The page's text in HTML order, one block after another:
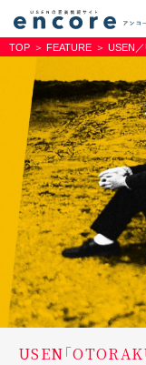
TOP FEATURE USEN
USEN「